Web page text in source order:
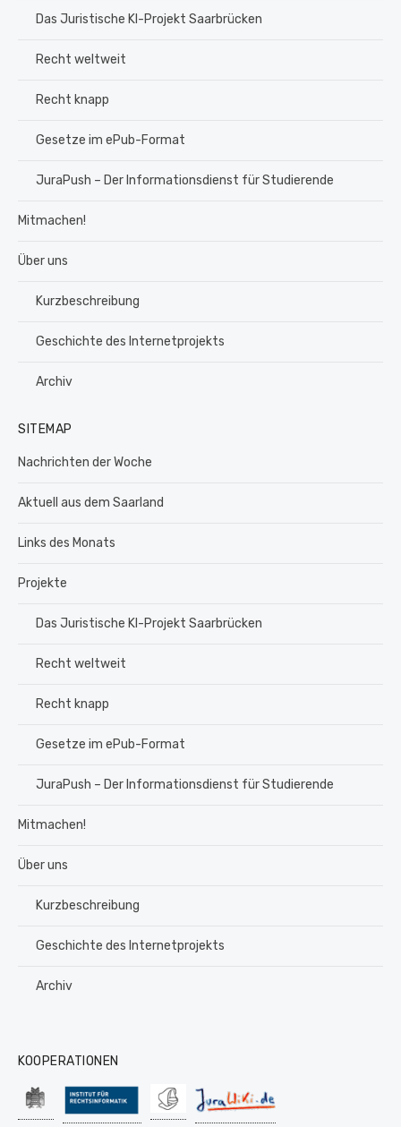
Das Juristische KI-Projekt Saarbrücken
Recht weltweit
Recht knapp
Gesetze im ePub-Format
JuraPush – Der Informationsdienst für Studierende
Mitmachen!
Über uns
Kurzbeschreibung
Geschichte des Internetprojekts
Archiv
SITEMAP
Nachrichten der Woche
Aktuell aus dem Saarland
Links des Monats
Projekte
Das Juristische KI-Projekt Saarbrücken
Recht weltweit
Recht knapp
Gesetze im ePub-Format
JuraPush – Der Informationsdienst für Studierende
Mitmachen!
Über uns
Kurzbeschreibung
Geschichte des Internetprojekts
Archiv
KOOPERATIONEN